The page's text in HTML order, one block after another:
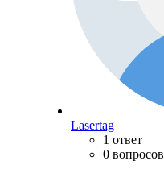
Lasertag
1 ответ
0 вопросов